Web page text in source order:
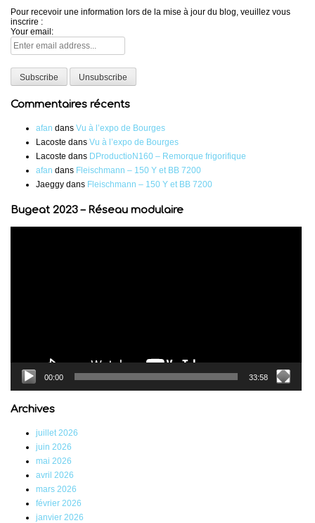
Pour recevoir une information lors de la mise à jour du blog, veuillez vous
inscrire :
Your email:
Commentaires récents
afan dans Vu à l’expo de Bourges
Lacoste dans Vu à l’expo de Bourges
Lacoste dans DProductioN160 – Remorque frigorifique
afan dans Fleischmann – 150 Y et BB 7200
Jaeggy dans Fleischmann – 150 Y et BB 7200
Bugeat 2023 – Réseau modulaire
00:00 33:58
Archives
juillet 2026
juin 2026
mai 2026
avril 2026
mars 2026
février 2026
janvier 2026